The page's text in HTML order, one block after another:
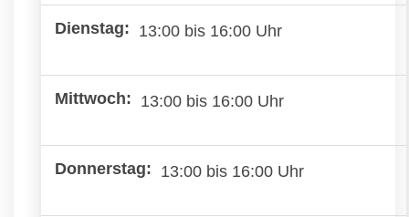
13:00 bis 16:00 Uhr
13:00 bis 16:00 Uhr
13:00 bis 16:00 Uhr